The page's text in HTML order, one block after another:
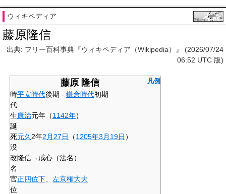
ウィキペディア
藤原隆信
出典: フリー百科事典『ウィキペディア（Wikipedia）』 (2026/07/24
06:52 UTC 版)
凡例
藤原 隆信
時
代
平安時代後期 - 鎌倉時代初期
生
誕
康治元年（1142年）
死
没
元久 2年2月27日 （1205年3月19日 ）
改
名
隆信→戒心（法名）
官
位
正四位下 左京権大夫